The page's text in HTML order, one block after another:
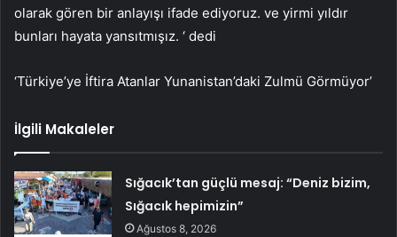
olarak gören bir anlayışı ifade ediyoruz. ve yirmi yıldır
bunları hayata yansıtmışız. ‘ dedi
‘Türkiye’ye İftira Atanlar Yunanistan’daki Zulmü Görmüyor’
İlgili Makaleler
Sığacık’tan güçlü mesaj: “Deniz bizim,
Sığacık hepimizin”
Ağustos 8, 2026